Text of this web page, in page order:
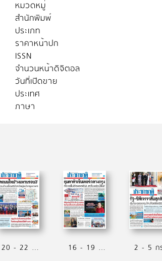
หมวดหมู่
สำนักพิมพ์
ประเภท
ราคาหน้าปก
ISSN
จำนวนหน้าดิจิตอล
วันที่เปิดขาย
ประเทศ
ภาษา
20 - 22 กรกฏาคม 2569 16 - 19 กรกฏาคม 2569